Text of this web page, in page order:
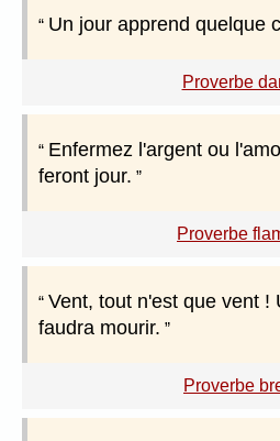
Un jour apprend quelque
Proverbe
Enfermez l'argent ou
feront jour.
Proverbe
Vent, tout n'est que vent !
faudra mourir.
Proverbe